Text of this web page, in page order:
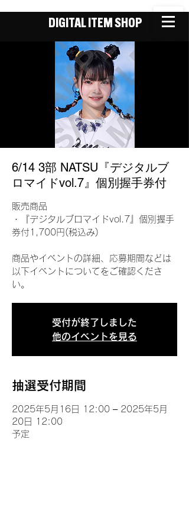
DIGITAL ITEM SHOP
6/14 3部 NATSU『デジタルブ
ロマイドvol.7』個別握手券付
販売商品
・『デジタルブロマイドvol.7』個別握手
券付1,700円(税込み)
商品やイベントの詳細、応募期間などは
以下イベントについてをご確認くださ
い。
受付が終了しました
他のイベントを見る
抽選受付期間
2025年5月16日 12:00 – 2025年5月
20日 12:00
予定